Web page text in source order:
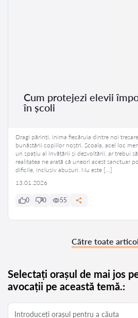
Cum protejezi elevii
în școli
Dragi părinți, inima fiecăruia dintre noi
bunăstării copiilor noștri. Școala, acel loc
un spațiu al învățării și dezvoltării, ar trebui
realitatea ne arată că uneori acest sanctuar
dificile, inclusiv abuzuri. Nu este […]
13.01.2026
0 0 55
Către toate
Selectați orașul de mai jos
avocații pe această temă.: